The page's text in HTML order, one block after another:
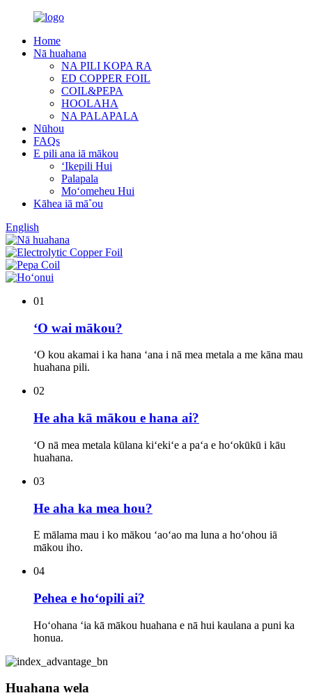
Home
Nā huahana
NA PILI KOPA RA
ED COPPER FOIL
COIL&PEPA
HOOLAHA
NA PALAPALA
Nūhou
FAQs
E pili ana iā mākou
ʻIkepili Hui
Palapala
Moʻomeheu Hui
Kāhea iā mā˚ou
English
01
ʻO wai mākou?
ʻO kou akamai i ka hana ʻana i nā mea metala a me kāna mau
huahana pili.
02
He aha kā mākou e hana ai?
ʻO nā mea metala kūlana kiʻekiʻe a paʻa e hoʻokūkū i kāu
huahana.
03
He aha ka mea hou?
E mālama mau i ko mākou ʻaoʻao ma luna a hoʻohou iā
mākou iho.
04
Pehea e hoʻopili ai?
Hoʻohana ʻia kā mākou huahana e nā hui kaulana a puni ka
honua.
Huahana wela